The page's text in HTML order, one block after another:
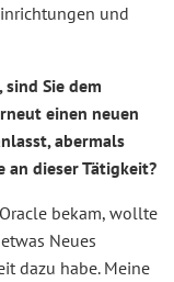
und
Sie dem
einen neuen
abermals
an dieser Tätigkeit?
bekam, wollte
Neues
dazu habe. Meine